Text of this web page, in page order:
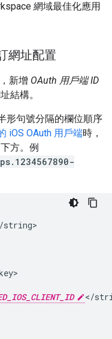
網域最佳化應用
網址配置
新增 OAuth 用戶端 ID
結構。
形句號分隔的欄位順序
iOS OAuth 用戶端時，
下方。例
string>
</